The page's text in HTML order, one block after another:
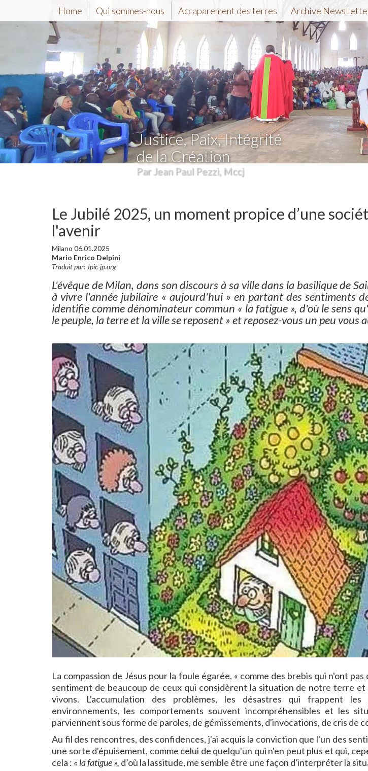
Home Qui sommes-nous Accaparement des terres Archive
Justice, Paix, Intégrité
de la Création
Par Jean Paul Pezzi, Mccj
Le Jubilé 2025, un moment propice d’une
l'avenir
Milano 06.01.2025
Mario Enrico Delpini
Traduit par: Jpic-jp.org
L'évêque de Milan, dans son discours à sa ville dans la basilique de
à vivre l'année jubilaire « aujourd'hui » en partant des sentiments
identifie comme dénominateur commun « la fatigue », d'où le sens
le peuple, la terre et la ville se reposent » et reposez-vous un peu vous
La compassion de Jésus pour la foule égarée, « comme des brebis qui n'ont
sentiment de beaucoup de ceux qui considèrent la situation de notre terre et
vivons. L'accumulation des problèmes, les désastres qui frappent
environnements, les comportements souvent incompréhensibles et les
parviennent sous forme de paroles, de gémissements, d'invocations, de cris de
Au fil des rencontres, des confidences, j'ai acquis la conviction que l'un des
une sorte d'épuisement, comme celui de quelqu'un qui n'en peut plus et qui,
cela : « la fatigue », d’où la lassitude, me semble être une façon d'interpréter la